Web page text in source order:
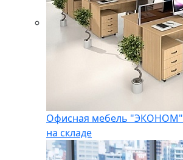
Офисная мебель "ЭКОНОМ"
на складе